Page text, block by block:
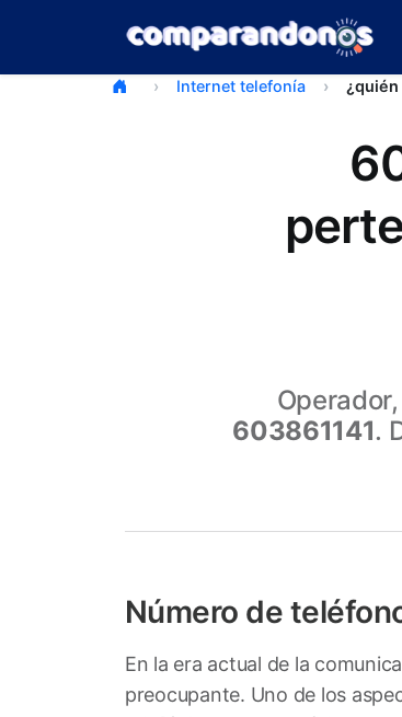
Internet telefonía ¿quién
603861141.
Número de
En la era actual de la
preocupante. Uno de los